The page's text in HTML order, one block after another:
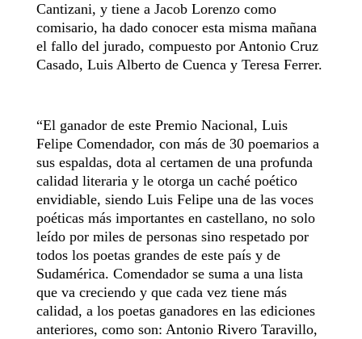
Cantizani, y tiene a Jacob Lorenzo como
comisario, ha dado conocer esta misma mañana
el fallo del jurado, compuesto por Antonio Cruz
Casado, Luis Alberto de Cuenca y Teresa Ferrer.
“El ganador de este Premio Nacional, Luis
Felipe Comendador, con más de 30 poemarios a
sus espaldas, dota al certamen de una profunda
calidad literaria y le otorga un caché poético
envidiable, siendo Luis Felipe una de las voces
poéticas más importantes en castellano, no solo
leído por miles de personas sino respetado por
todos los poetas grandes de este país y de
Sudamérica. Comendador se suma a una lista
que va creciendo y que cada vez tiene más
calidad, a los poetas ganadores en las ediciones
anteriores, como son: Antonio Rivero Taravillo,